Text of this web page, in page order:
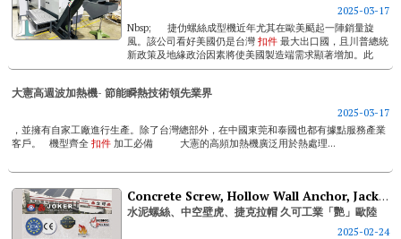
2025-03-17
Nbsp; 捷仂螺絲成型機近年尤其在歐美颳起一陣銷量旋
風。該公司看好美國仍是台灣 扣件最大出口國，且川普總統
新政策及地緣政治因素將使美國製造端需求顯著增加。此
外，歐洲客戶持續發展高值化產品，有助於該公司優化...
大憲高週波加熱機- 節能瞬熱技術領先業界
2025-03-17
，並擁有自家工廠進行生產。除了台灣總部外，在中國東莞和泰國也都有據點服務產業
客戶。 機型齊全扣件加工必備 大憲的高頻加熱機廣泛用於熱處理...
Concrete Screw, Hollow Wall Anchor, Jack Nut- Joker Industrial Blows Minds Across Europe
水泥螺絲、中空壁虎、捷克拉帽 久可工業「艷」歐陸
2025-02-24